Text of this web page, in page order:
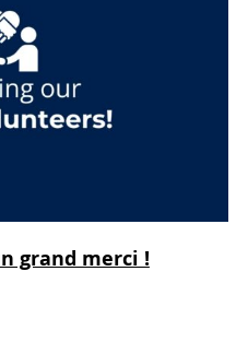
grand merci !